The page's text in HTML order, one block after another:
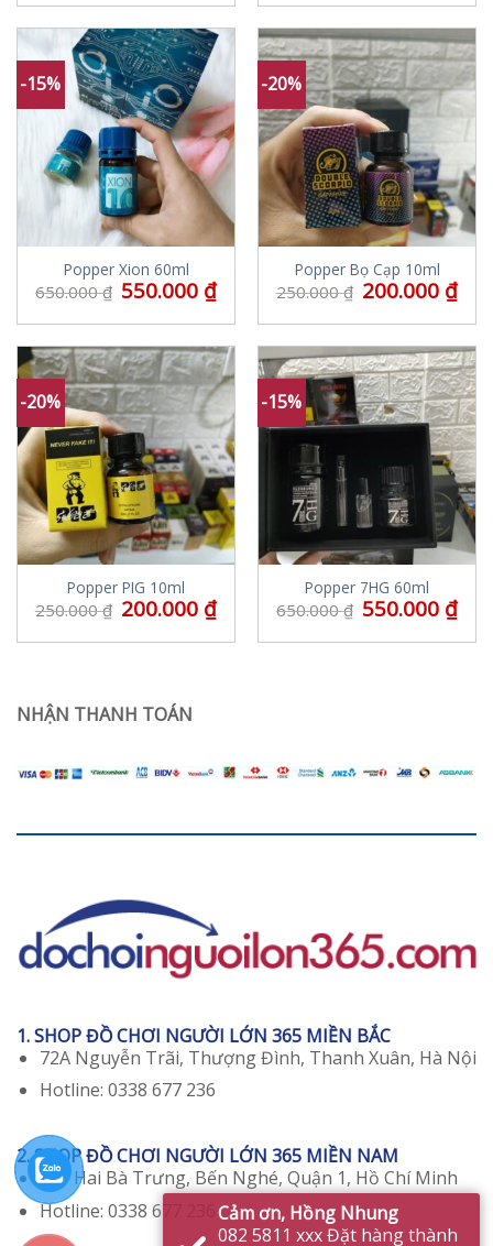
-15%
Popper Xion 60ml
650.000₫ 550.000 ₫
-20%
Popper Bọ Cạp 10ml
250.000₫ 200.000 ₫
-20%
Popper PIG 10ml
250.000₫ 200.000 ₫
-15%
Popper 7HG 60ml
650.000₫ 550.000 ₫
NHẬN THANH TOÁN
1. SHOP ĐỒ CHƠI NGƯỜI LỚN 365 MIỀN BẮC
72A Nguyễn Trãi, Thượng Đình, Thanh Xuân, Hà Nội
Hotline: 0338 677 236
2. SHOP ĐỒ CHƠI NGƯỜI LỚN 365 MIỀN NAM
129 Hai Bà Trưng, Bến Nghé, Quận 1, Hồ Chí Minh
Hotline: 0338 677 236